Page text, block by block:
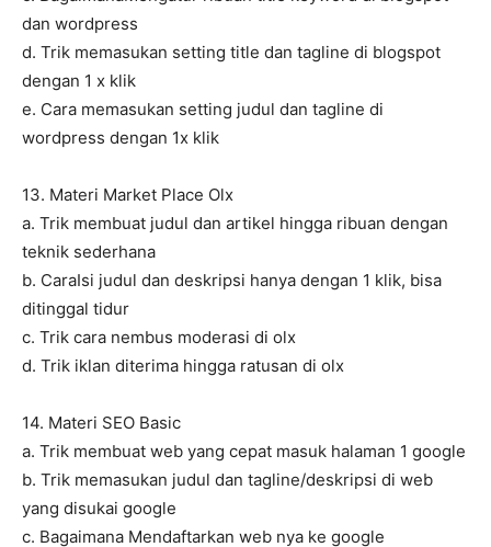
dan wordpress
d. Trik memasukan setting title dan tagline di blogspot
dengan 1 x klik
e. Cara memasukan setting judul dan tagline di
wordpress dengan 1x klik
13. Materi Market Place Olx
a. Trik membuat judul dan artikel hingga ribuan dengan
teknik sederhana
b. CaraIsi judul dan deskripsi hanya dengan 1 klik, bisa
ditinggal tidur
c. Trik cara nembus moderasi di olx
d. Trik iklan diterima hingga ratusan di olx
14. Materi SEO Basic
a. Trik membuat web yang cepat masuk halaman 1 google
b. Trik memasukan judul dan tagline/deskripsi di web
yang disukai google
c. Bagaimana Mendaftarkan web nya ke google